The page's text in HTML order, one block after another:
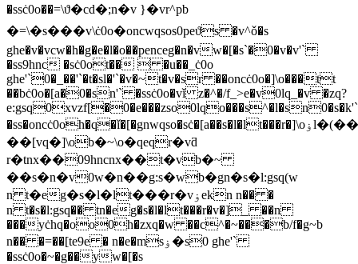
�ssċ0o��=\ϑ�cd�;n�v }�vr^pb
�=\�s���v\ċ0o�oncwqsos0peϑs �v^ǒ�s
ghe�v�vcw�h�g�e�l�o��penceg�n�vw�[�s`�0�v�v'`
�ss9hnc �sċ0ot��  �u��_ċ0o
ghe'`0�_��'`�t�sl�'`�v�~t�v�sr ��oncċ0o�]\o���tt
��bċ0o�[a�0�sn'` �ssċ0o�vǐ z�^�/f_>e�v0lq_�v �zq?
�ss�oncċ0oh�q�ǐ�[�gnwqso�sċ�[a��s�l�lt���r�]\oۏl�(��tϑ�vhqb��8h0ċ0o
��[vq�]\ob�~\o�qeqr�vƌ
r�tnx��09hncnx��t�vb�~
��s�n�v0w�n��g:s�wb�gn�s�l:gsq(w
n t�eg�s�l�lt���r�vۏekn n�� �
n t�s�l:gsq�� tn�eg�s�l�lt���r�v�]_ ��n
���yċhq�oo0h�zxq�w ��c^�~���b/f�g~b
n�� �=��[te9e � n�e�msۏ�s0 ghe'`
�ssċ0o�~�g��yw�[�s